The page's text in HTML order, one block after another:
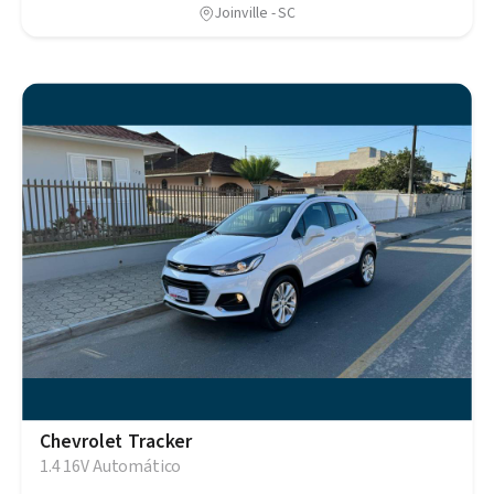
Joinville - SC
Chevrolet Tracker
1.4 16V Automático